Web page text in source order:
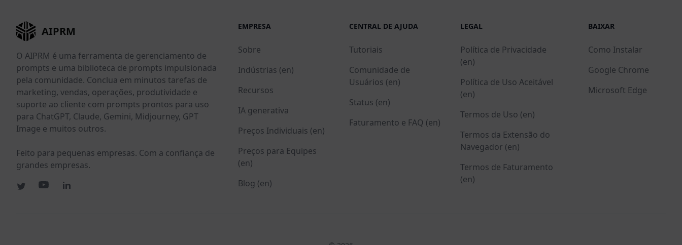
AIPRM
O AIPRM é uma ferramenta de gerenciamento de
prompts e uma biblioteca de prompts impulsionada
pela comunidade. Conclua em minutos tarefas de
marketing, vendas, operações, produtividade e
suporte ao cliente com prompts prontos para uso
para ChatGPT, Claude, Gemini, Midjourney, GPT
Image e muitos outros.
Feito para pequenas empresas. Com a confiança de
grandes empresas.
EMPRESA
Sobre
Indústrias (en)
Recursos
IA generativa
Preços Individuais (en)
Preços para Equipes
(en)
Blog (en)
CENTRAL DE AJUDA
Tutoriais
Comunidade de
Usuários (en)
Status (en)
Faturamento e FAQ (en)
LEGAL
Política de Privacidade
(en)
Política de Uso Aceitável
(en)
Termos de Uso (en)
Termos da Extensão do
Navegador (en)
Termos de Faturamento
(en)
BAIXAR
Como Instalar
Google Chrome
Microsoft Edge